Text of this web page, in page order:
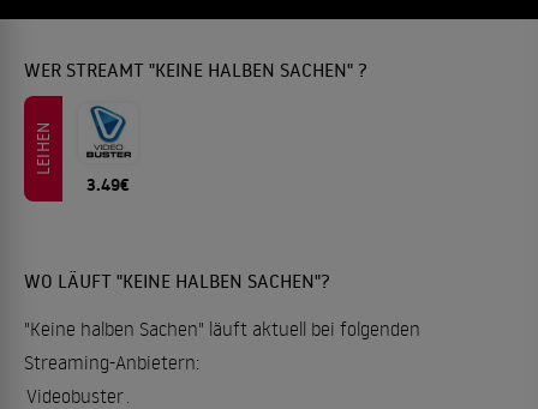
WER STREAMT "KEINE HALBEN SACHEN" ?
LEIHEN
3.49€
WO LÄUFT "KEINE HALBEN SACHEN"?
"Keine halben Sachen" läuft aktuell bei folgenden
Streaming-Anbietern:
Videobuster.